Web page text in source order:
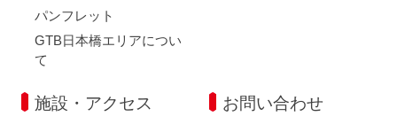
パンフレット
GTB日本橋エリアについ
て
施設・アクセス お問い合わせ